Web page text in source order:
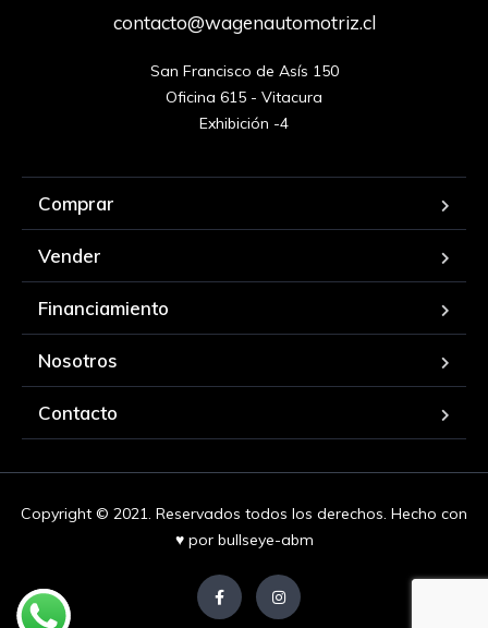
contacto@wagenautomotriz.cl
San Francisco de Asís 150
Oficina 615 - Vitacura
Exhibición -4
Comprar
Vender
Financiamiento
Nosotros
Contacto
Copyright © 2021. Reservados todos los derechos. Hecho con
♥ por bullseye-abm